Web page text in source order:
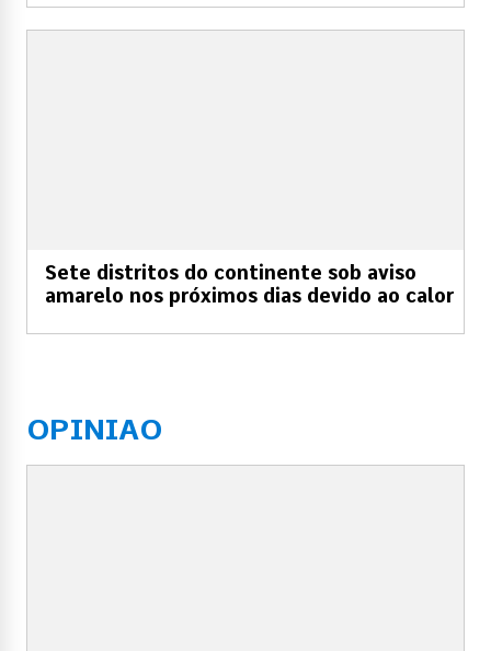
Sete distritos do continente sob aviso
amarelo nos próximos dias devido ao calor
OPINIAO